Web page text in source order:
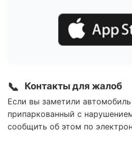
📞 Контакты для жалоб
Если вы заметили
припаркованный с
сообщить об этом по